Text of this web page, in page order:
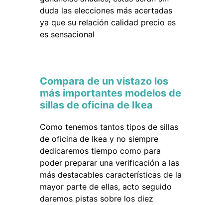
duda las elecciones más acertadas
ya que su relación calidad precio es
es sensacional
Compara de un vistazo los
más importantes modelos de
sillas de oficina de Ikea
Como tenemos tantos tipos de sillas
de oficina de Ikea y no siempre
dedicaremos tiempo como para
poder preparar una verificación a las
más destacables características de la
mayor parte de ellas, acto seguido
daremos pistas sobre los diez